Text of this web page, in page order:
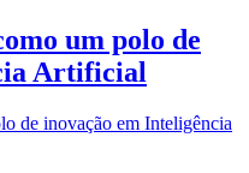
um polo de
Artificial